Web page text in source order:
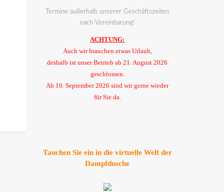
Termine außerhalb unserer Geschäftszeiten
nach Vereinbarung!
ACHTUNG:
Auch wir brauchen etwas Urlaub,
deshalb ist unser Betrieb ab 21. August 2026
geschlossen.
Ab 10. September 2026 sind wir gerne wieder
für Sie da.
Tauchen Sie ein in die virtuelle Welt der
Dampfdusche